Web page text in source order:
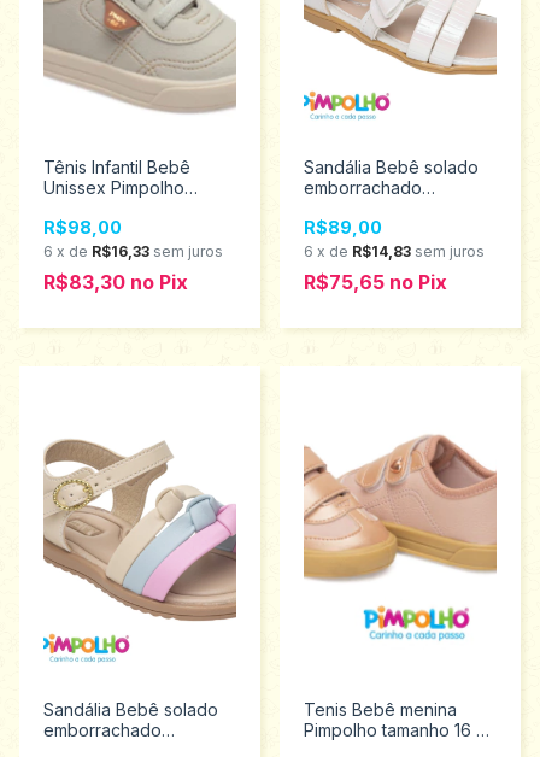
Tênis Infantil Bebê
Unissex Pimpolho
0120181
R$98,00
6 x de R$16,33 sem juros
R$83,30 no Pix
Sandália Bebê solado
emborrachado
21 0120406
R$89,00
6 x de R$14,83 sem juros
R$75,65 no Pix
Sandália Bebê solado
emborrachado
Tenis Bebê menina
Pimpolho tamanho 16 ao